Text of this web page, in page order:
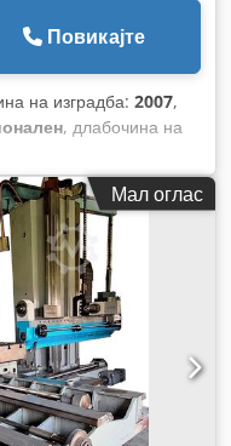
Повикајте
на изградба: 2007,
, длабочина на
Мал оглас